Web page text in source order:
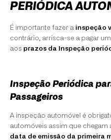
PERIÓDICA
É importante fazer a inspeção
contrário, arrisca-se a pagar
aos prazos da Inspeção
Inspeção Periódica
Passageiros
A inspeção automóvel é
automóveis assim que chegam
data de emissão da primeira